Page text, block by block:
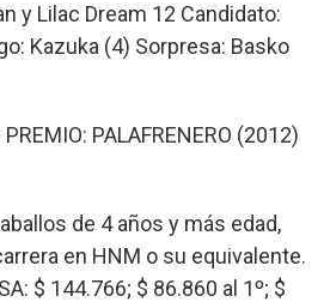
y Lilac Dream 12 Candidato:
Kazuka (4) Sorpresa: Basko
PALAFRENERO (2012)
de 4 años y más edad,
en HNM o su equivalente.
$ 144.766; $ 86.860 al 1º; $